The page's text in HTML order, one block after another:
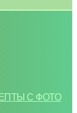
С ФОТО